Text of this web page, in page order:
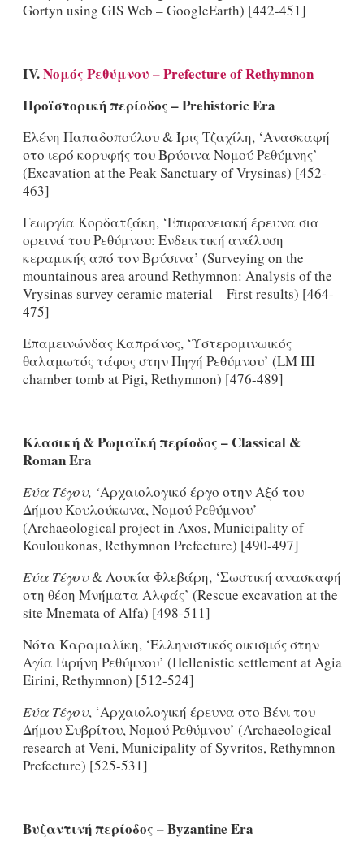
Gortyn using GIS Web – GoogleEarth) [442-451]
IV.Νομός Ρεθύμνου – Prefecture of Rethymnon
Προϊστορικήπερίοδος – Prehistoric Era
Ελένη Παπαδοπούλου & Ίρις Τζαχίλη, ‘Ανασκαφή
στο ιερό κορυφής του Βρύσινα Νομού Ρεθύμνης’
(Excavation at the Peak Sanctuary of Vrysinas) [452-
463]
Γεωργία Κορδατζάκη, ‘Επιφανειακή έρευνα σια
ορεινά του Ρεθύμνου: Ενδεικτική ανάλυση
κεραμικής από τον Βρύσινα’ (Surveying on the
mountainous area around Rethymnon: Analysis of the
Vrysinas survey ceramic material – First results) [464-
475]
Επαμεινώνδας Καπράνος, ‘Υστερομινωικός
θαλαμωτός τάφος στην Πηγή Ρεθύμνου’ (LM III
chamber tomb at Pigi, Rethymnon) [476-489]
Κλασική & Ρωμαϊκή περίοδος – Classical&
RomanEra
Εύα Τέγου, ‘Αρχαιολογικό έργο στην Αξό του
Δήμου Κουλούκωνα, Νομού Ρεθύμνου’
(Archaeological project in Axos, Municipality of
Kouloukonas, Rethymnon Prefecture) [490-497]
Εύα Τέγου& Λουκία Φλεβάρη, ‘Σωστική ανασκαφή
στη θέση Μνήματα Αλφάς’ (Rescue excavation at the
site Mnemata of Alfa) [498-511]
Νότα Καραμαλίκη, ‘Ελληνιστικός οικισμός στην
Αγία Ειρήνη Ρεθύμνου’ (Hellenistic settlement at Agia
Eirini, Rethymnon) [512-524]
Εύα Τέγου, ‘Αρχαιολογική έρευνα στο Βένι του
Δήμου Συβρίτου, Νομού Ρεθύμνου’ (Archaeological
research at Veni, Municipality of Syvritos, Rethymnon
Prefecture) [525-531]
Βυζαντινή περίοδος –Byzantine Era